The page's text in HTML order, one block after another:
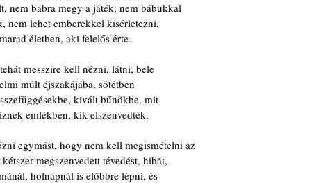
nem babra megy a játék, nem bábukkal
nem lehet emberekkel kísérletezni,
életben, aki felelős érte.
messzire kell nézni, látni, bele
múlt éjszakájába, sötétben
kivált bűnökbe, mit
emlékben, kik elszenvedték.
egymást, hogy nem kell megismételni az
megszenvedett tévedést, hibát,
holnapnál is előbbre lépni, és